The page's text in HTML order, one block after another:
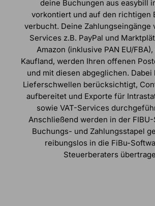
deine Buchungen aus easybill
vorkontiert und auf den richtigen
verbucht. Deine Zahlungseingänge
Services z.B. PayPal und
Amazon (inklusive PAN EU/
Kaufland, werden Ihren offenen
und mit diesen abgeglichen. Dabei
Lieferschwellen berücksichtigt,
aufbereitet und Exporte für
sowie VAT-Services
Anschließend werden in der
Buchungs- und Zahlungsstapel
reibungslos in die FiBu-
Steuerberaters